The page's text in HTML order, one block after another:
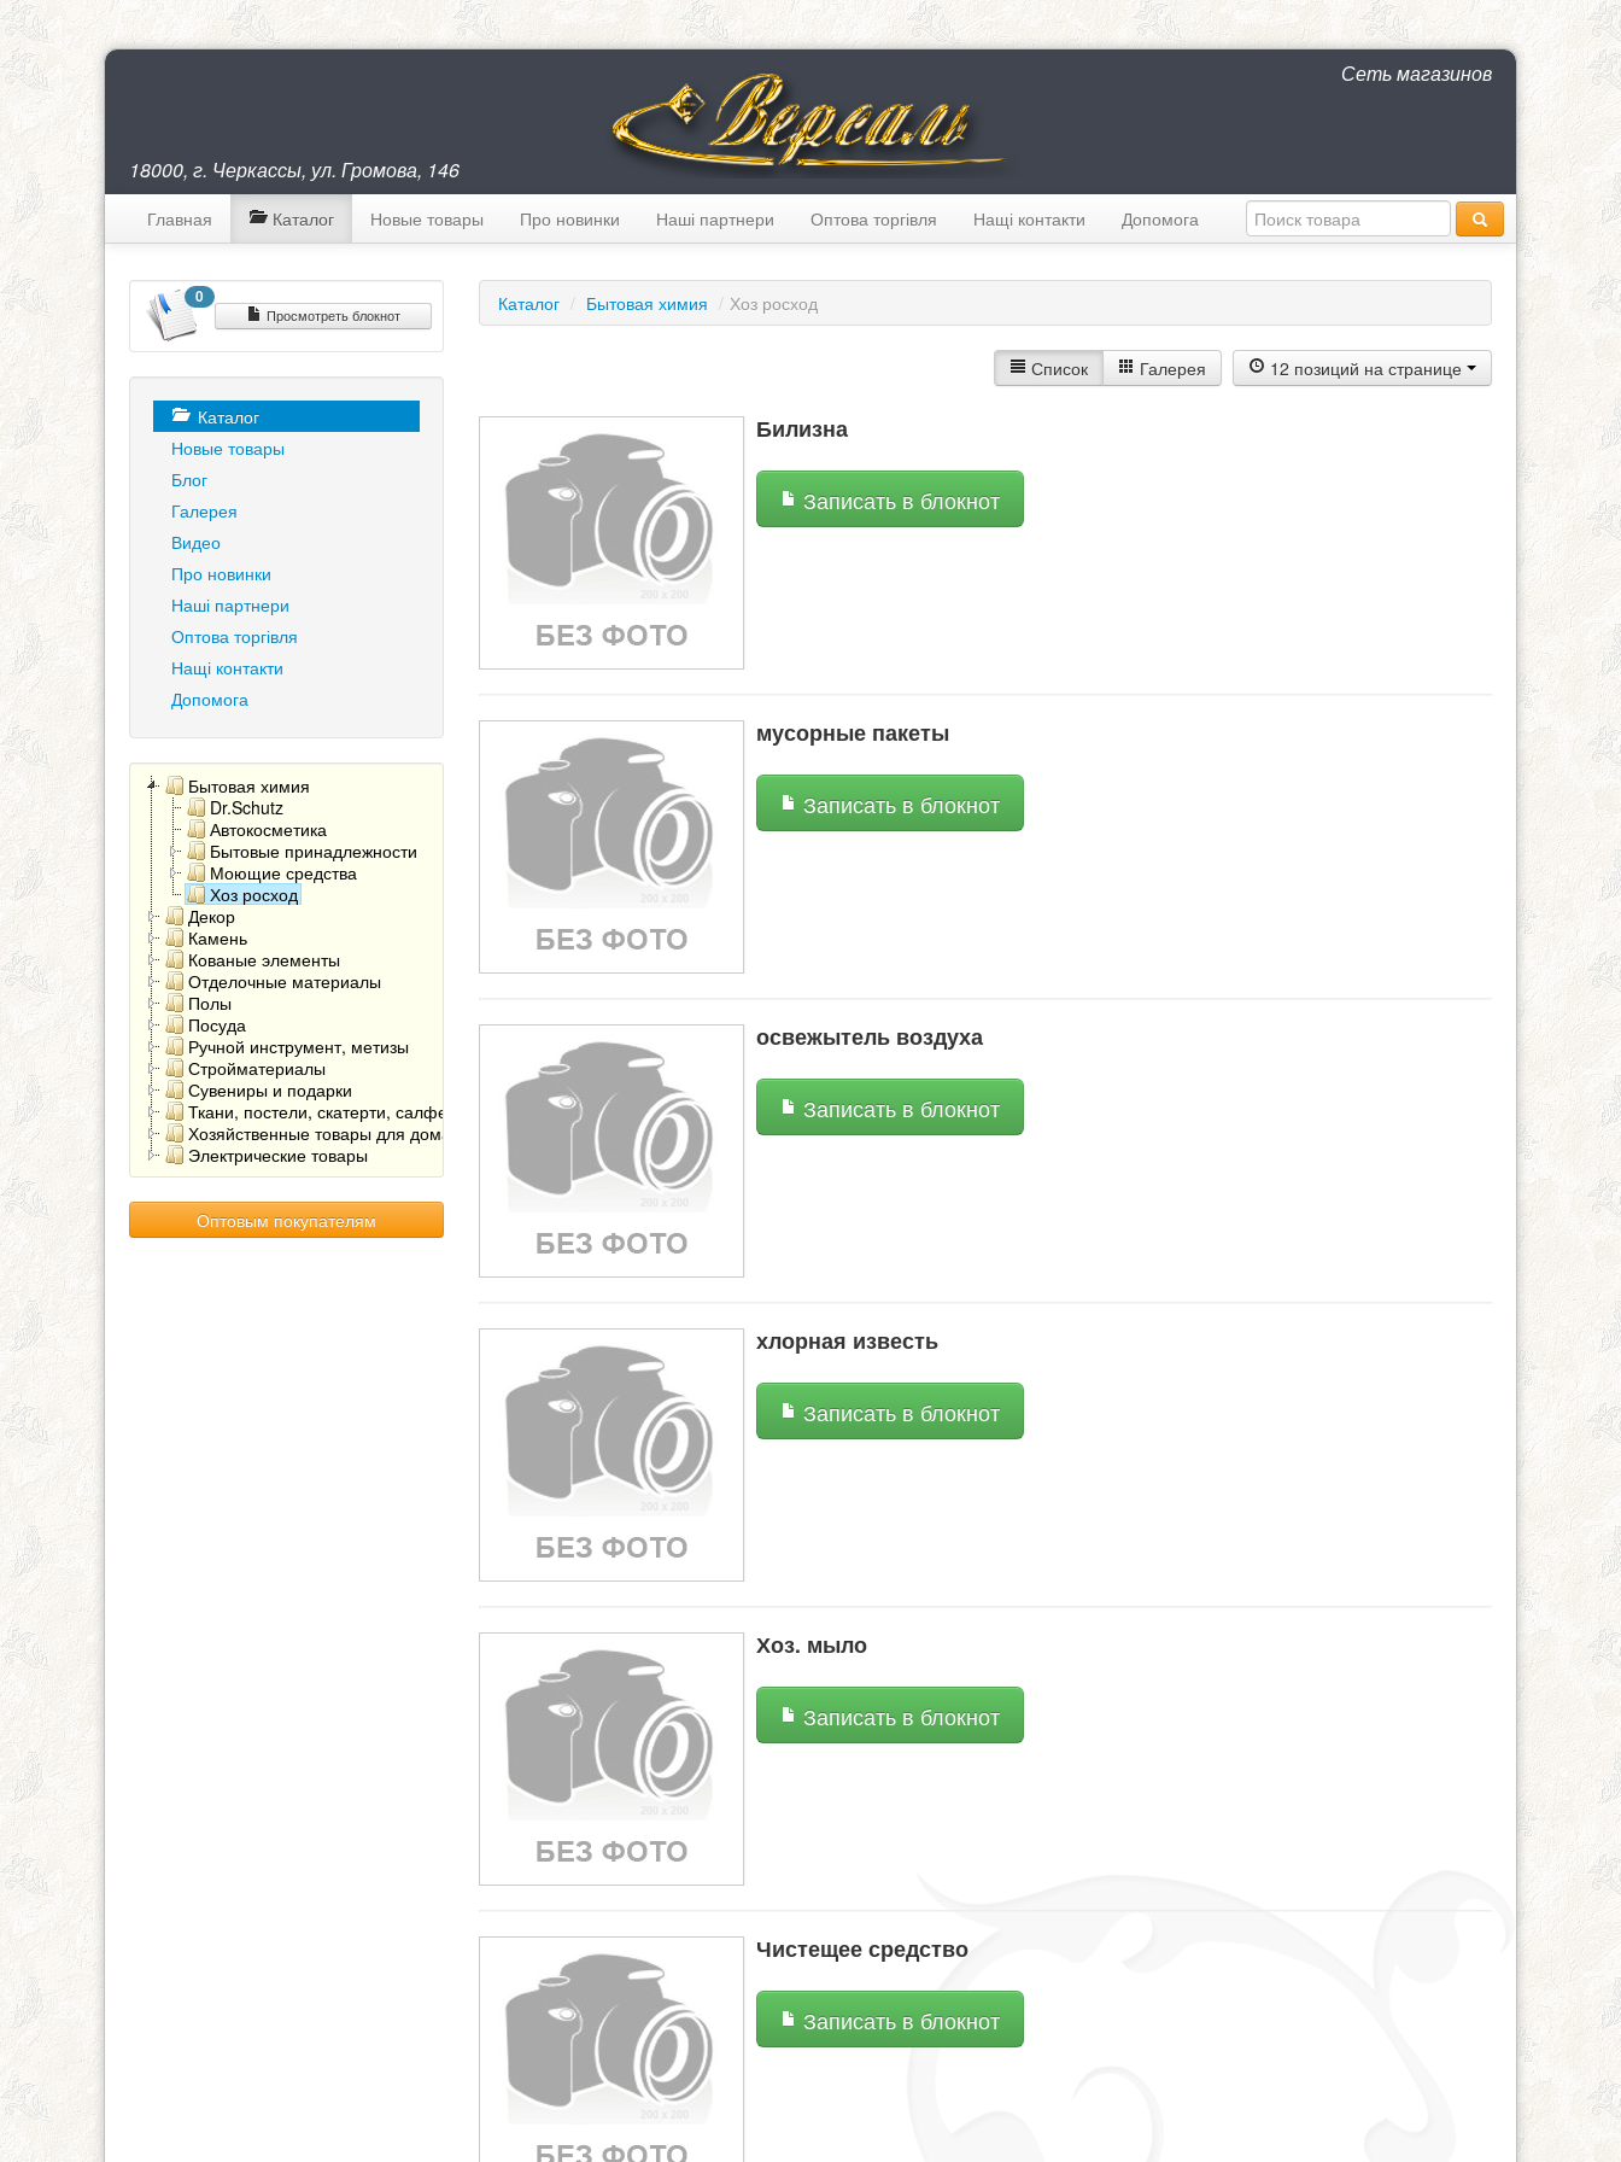
Сеть магазинов
18000, г. Черкассы, ул. Громова, 146
Главная Каталог Новые товары Про новинки Наші партнери Оптова торгівля Нащі контакти Допомога
0
Просмотреть блокнот
Каталог
Новые товары
Блог
Галерея
Видео
Про новинки
Наші партнери
Оптова торгівля
Нащі контакти
Допомога
Бытовая химия
Dr.Schutz
Автокосметика
Бытовые принадлежности
Моющие средства
Хоз росход
Декор
Камень
Кованые элементы
Отделочные материалы
Полы
Посуда
Ручной инструмент, метизы
Стройматериалы
Сувениры и подарки
Ткани, постели, скатерти, салфетки
Хозяйственные товары для дома
Электрические товары
Оптовым покупателям
Каталог / Бытовая химия / Хоз росход
Список Галерея 12 позиций на странице
Билизна
Записать в блокнот
мусорные пакеты
Записать в блокнот
освежытель воздуха
Записать в блокнот
хлорная известь
Записать в блокнот
Хоз. мыло
Записать в блокнот
Чистещее средство
Записать в блокнот